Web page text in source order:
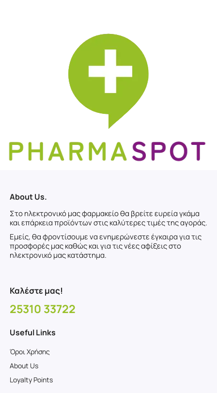
About Us.
Στο ηλεκτρονικό μας φαρμακείο θα βρείτε ευρεία γκάμα
και επάρκεια προϊόντων στις καλύτερες τιμές της αγοράς.
Εμείς, θα φροντίσουμε να ενημερώνεστε έγκαιρα για τις
προσφορές μας καθώς και για τις νέες αφίξεις στο
ηλεκτρονικό μας κατάστημα.
Καλέστε μας!
25310 33722
Useful Links
Όροι Χρήσης
About Us
Loyalty Points